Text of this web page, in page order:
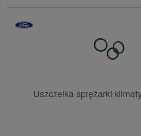
Uszczelka sprężarki